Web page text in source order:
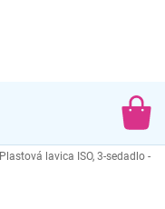
Plastová lavica ISO, 3-sedadlo -